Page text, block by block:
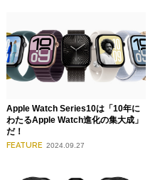
Apple Watch Series10は「10年に
わたるApple Watch進化の集大成」
だ！
FEATURE 2024.09.27